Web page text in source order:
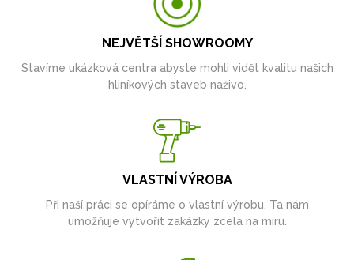
NEJVĚTŠÍ SHOWROOMY
Stavíme ukázková centra abyste mohli vidět kvalitu našich
hliníkových staveb naživo.
VLASTNÍ VÝROBA
Při naší práci se opíráme o vlastní výrobu. Ta nám
umožňuje vytvořit zakázky zcela na míru.